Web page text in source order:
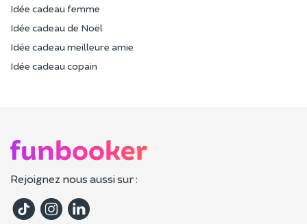
Idée cadeau femme
Idée cadeau de Noël
Idée cadeau meilleure amie
Idée cadeau copain
Rejoignez nous aussi sur :